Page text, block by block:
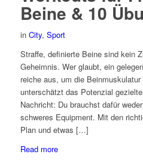
Beine & 10
in City, Sport
Straffe, definierte Beine sind kein
Geheimnis. Wer glaubt, ein
reiche aus, um die
unterschätzt das Potenzial
Nachricht: Du brauchst dafür
schweres Equipment. Mit den
Plan und etwas […]
Read more